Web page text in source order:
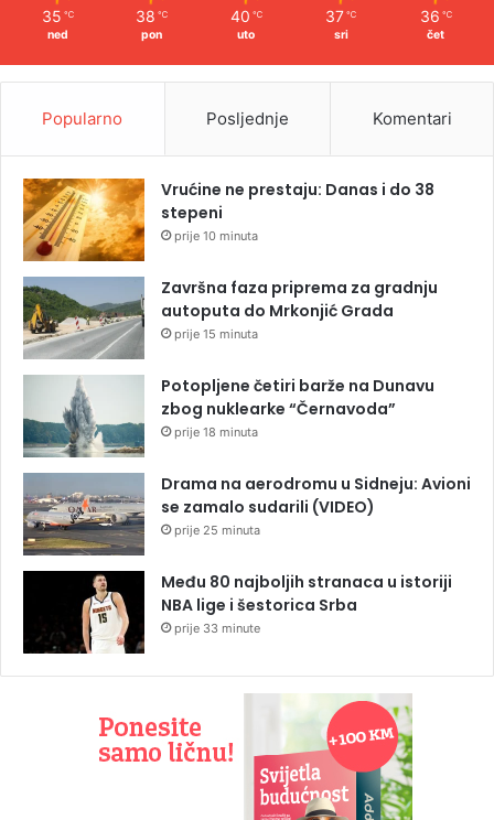
35 ℃
ned
38 ℃
pon
40 ℃
uto
37 ℃
sri
36 ℃
čet
Popularno Posljednje Komentari
Vrućine ne prestaju: Danas i do 38
stepeni
prije 10 minuta
Završna faza priprema za gradnju
autoputa do Mrkonjić Grada
prije 15 minuta
Potopljene četiri barže na Dunavu
zbog nuklearke “Černavoda”
prije 18 minuta
Drama na aerodromu u Sidneju: Avioni
se zamalo sudarili (VIDEO)
prije 25 minuta
Među 80 najboljih stranaca u istoriji
NBA lige i šestorica Srba
prije 33 minute